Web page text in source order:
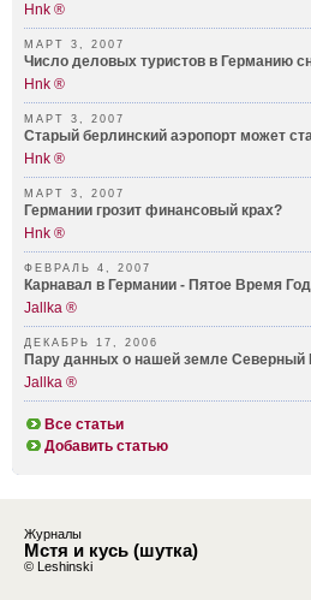
Hnk ®
МАРТ 3, 2007
Число деловых туристов в Германию
Hnk ®
МАРТ 3, 2007
Старый берлинский аэропорт может
Hnk ®
МАРТ 3, 2007
Германии грозит финансовый крах?
Hnk ®
ФЕВРАЛЬ 4, 2007
Карнавал в Германии - Пятое Время
Jallka ®
ДЕКАБРЬ 17, 2006
Пару данных о нашей земле
Jallka ®
Все статьи
Добавить статью
Журналы
Мстя и кусь (шутка)
© Leshinski